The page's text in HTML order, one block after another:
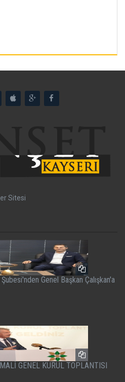
Sitesi
Genel Başkan Çalışkan'a
GENEL KURUL TOPLANTISI